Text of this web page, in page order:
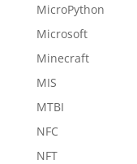
MicroPython
Microsoft
Minecraft
MIS
MTBI
NFC
NFT